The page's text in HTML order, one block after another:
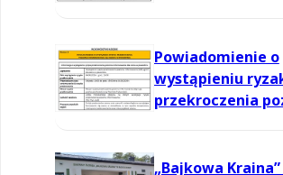
Powiadomienie o
wystąpieniu
przekroczenia
„Bajkowa